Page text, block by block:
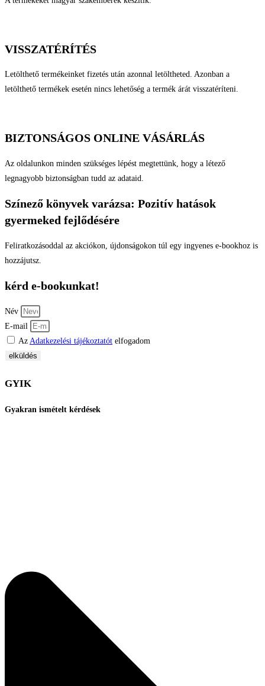
VISSZATÉRÍTÉS
Letölthető termékeinket fizetés után azonnal letöltheted. Azonban a
letölthető termékek esetén nincs lehetőség a termék árát visszatéríteni.
BIZTONSÁGOS ONLINE VÁSÁRLÁS
Az oldalunkon minden szükséges lépést megtettünk, hogy a létező
legnagyobb biztonságban tudd az adataid.
Színező könyvek varázsa: Pozitív hatások
gyermeked fejlődésére
Feliratkozásoddal az akciókon, újdonságokon túl egy ingyenes e-bookhoz is
hozzájutsz.
kérd e-bookunkat!
Név
E-mail
Az Adatkezelési tájékoztatót elfogadom
elküldés
GYIK
Gyakran ismételt kérdések